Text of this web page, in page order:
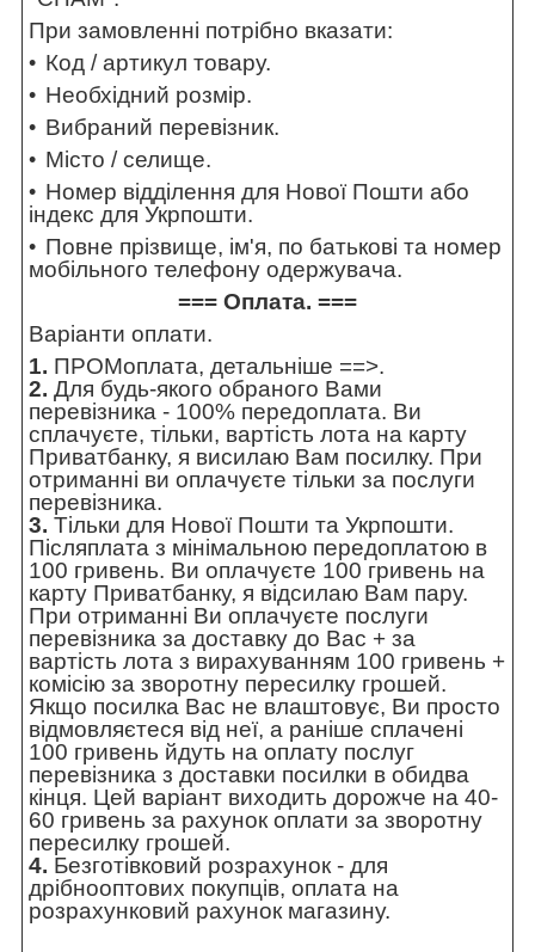
При замовленні потрібно вказати:
Код / артикул товару.
Необхідний розмір.
Вибраний перевізник.
Місто / селище.
Номер відділення для Нової Пошти або
індекс для Укрпошти.
Повне прізвище, ім'я, по батькові та номер
мобільного телефону одержувача.
=== Оплата. ===
Варіанти оплати.
1. ПРОМоплата, детальніше ==>.
2. Для будь-якого обраного Вами
перевізника - 100% передоплата. Ви
сплачуєте, тільки, вартість лота на карту
Приватбанку, я висилаю Вам посилку. При
отриманні ви оплачуєте тільки за послуги
перевізника.
3. Тільки для Нової Пошти та Укрпошти.
Післяплата з мінімальною передоплатою в
100 гривень. Ви оплачуєте 100 гривень на
карту Приватбанку, я відсилаю Вам пару.
При отриманні Ви оплачуєте послуги
перевізника за доставку до Вас + за
вартість лота з вирахуванням 100 гривень +
комісію за зворотну пересилку грошей.
Якщо посилка Вас не влаштовує, Ви просто
відмовляєтеся від неї, а раніше сплачені
100 гривень йдуть на оплату послуг
перевізника з доставки посилки в обидва
кінця. Цей варіант виходить дорожче на 40-
60 гривень за рахунок оплати за зворотну
пересилку грошей.
4. Безготівковий розрахунок - для
дрібнооптових покупців, оплата на
розрахунковий рахунок магазину.